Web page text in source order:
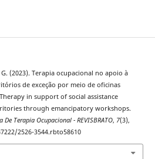
(2023). Terapia ocupacional no apoio à
de exceção por meio de oficinas
in support of social assistance
through emancipatory workshops.
Terapia Ocupacional - REVISBRATO, 7(3),
2526-3544.rbto58610